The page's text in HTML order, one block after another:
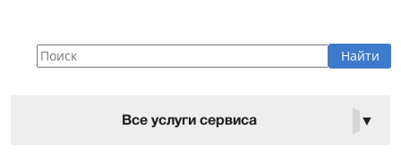
Все услуги сервиса ▼